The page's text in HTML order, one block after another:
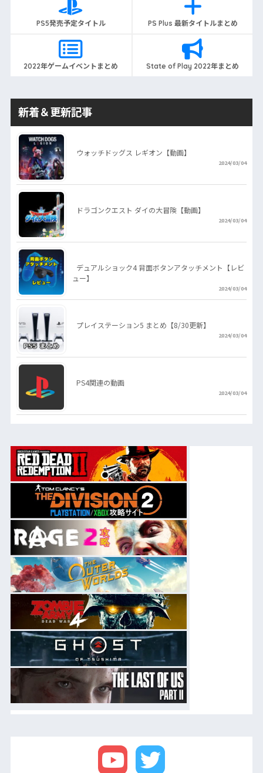
PS5発売予定タイトル PS Plus 最新タイトルまとめ
2022年ゲームイベントまとめ State of Play 2022年まとめ
新着＆更新記事
ウォッチドッグス レギオン【動画】
2024/03/04
ドラゴンクエスト ダイの大冒険【動画】
2024/03/04
デュアルショック4 背面ボタンアタッチメント【レビ
ュー】
2024/03/04
プレイステーション5 まとめ【8/30更新】
2024/03/04
PS4関連の動画
2024/03/04